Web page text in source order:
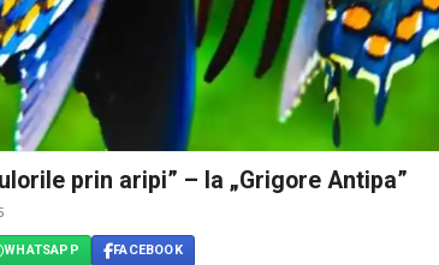
prin aripi” – la „Grigore Antipa”
WHATSAPP FACEBOOK